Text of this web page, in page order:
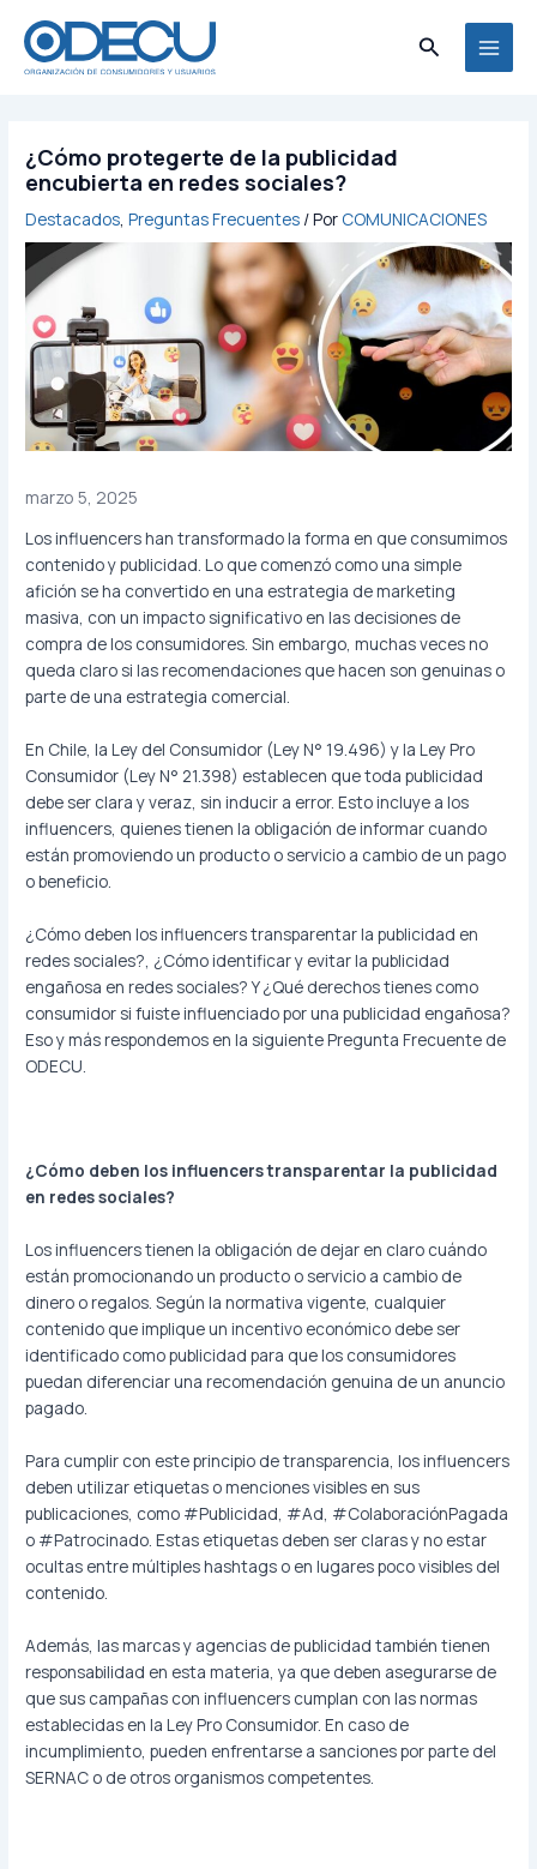
contenido
Buscar
¿Cómo protegerte de la publicidad
encubierta en redes sociales?
Destacados,Preguntas Frecuentes / Por COMUNICACIONES
marzo 5, 2025
Los influencers han transformado la forma en que consumimos
contenido y publicidad. Lo que comenzó como una simple
afición se ha convertido en una estrategia de marketing
masiva, con un impacto significativo en las decisiones de
compra de los consumidores. Sin embargo, muchas veces no
queda claro si las recomendaciones que hacen son genuinas o
parte de una estrategia comercial.
En Chile, la Ley del Consumidor (Ley N° 19.496) y la Ley Pro
Consumidor (Ley N° 21.398) establecen que toda publicidad
debe ser clara y veraz, sin inducir a error. Esto incluye a los
influencers, quienes tienen la obligación de informar cuando
están promoviendo un producto o servicio a cambio de un pago
o beneficio.
¿Cómo deben los influencers transparentar la publicidad en
redes sociales?, ¿Cómo identificar y evitar la publicidad
engañosa en redes sociales? Y ¿Qué derechos tienes como
consumidor si fuiste influenciado por una publicidad engañosa?
Eso y más respondemos en la siguiente Pregunta Frecuente de
ODECU.
¿Cómo deben los influencers transparentar la publicidad
en redes sociales?
Los influencers tienen la obligación de dejar en claro cuándo
están promocionando un producto o servicio a cambio de
dinero o regalos. Según la normativa vigente, cualquier
contenido que implique un incentivo económico debe ser
identificado como publicidad para que los consumidores
puedan diferenciar una recomendación genuina de un anuncio
pagado.
Para cumplir con este principio de transparencia, los influencers
deben utilizar etiquetas o menciones visibles en sus
publicaciones, como #Publicidad, #Ad, #ColaboraciónPagada
o #Patrocinado. Estas etiquetas deben ser claras y no estar
ocultas entre múltiples hashtags o en lugares poco visibles del
contenido.
Además, las marcas y agencias de publicidad también tienen
responsabilidad en esta materia, ya que deben asegurarse de
que sus campañas con influencers cumplan con las normas
establecidas en la Ley Pro Consumidor. En caso de
incumplimiento, pueden enfrentarse a sanciones por parte del
SERNAC o de otros organismos competentes.